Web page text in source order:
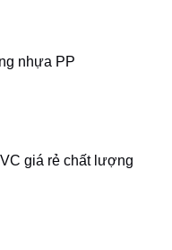
nhựa PP
giá rẻ chất lượng